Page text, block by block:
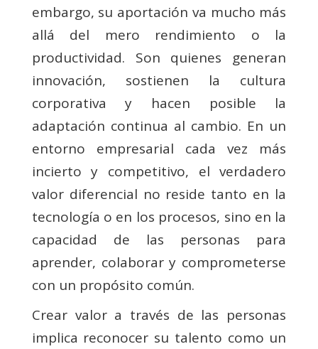
embargo, su aportación va mucho más
allá del mero rendimiento o la
productividad. Son quienes generan
innovación, sostienen la cultura
corporativa y hacen posible la
adaptación continua al cambio. En un
entorno empresarial cada vez más
incierto y competitivo, el verdadero
valor diferencial no reside tanto en la
tecnología o en los procesos, sino en la
capacidad de las personas para
aprender, colaborar y comprometerse
con un propósito común.
Crear valor a través de las personas
implica reconocer su talento como un